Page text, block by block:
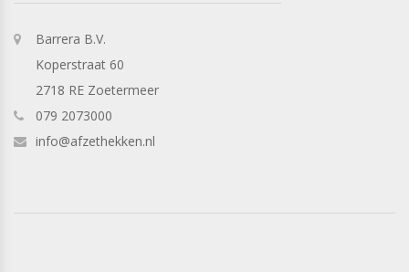
Barrera B.V.
Koperstraat 60
2718 RE Zoetermeer
079 2073000
info@afzethekken.nl